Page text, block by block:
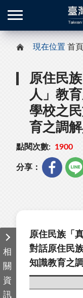
現在位置 首頁
原住民
人」教
學校之
育之調
點閱次數: 1900
分享：
相
關
資
訊
原住民族「
對話原住民
知識教育之